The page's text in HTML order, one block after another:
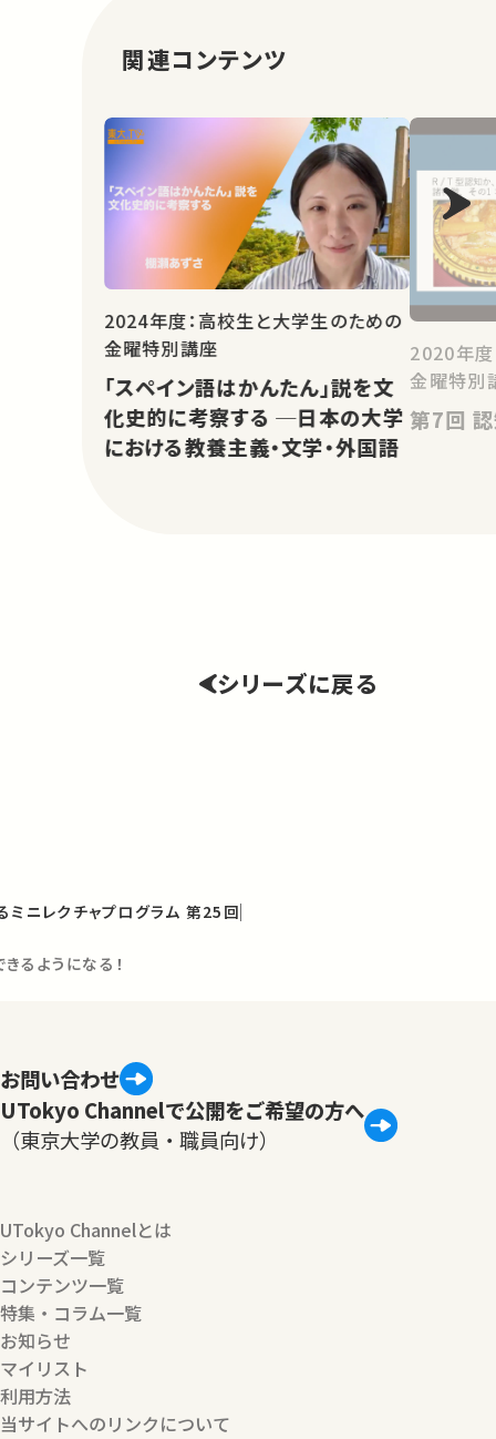
関連コンテンツ
2024年度：高校生と大学生のための
金曜特別講座
「スペイン語はかんたん」説を文
化史的に考察する ─日本の大学
における教養主義・文学・外国語
2020年度
金曜特別
第
シリーズに戻る
ミニレクチャプログラム 第25回
るようになる！
お問い合わせ
UTokyo Channelで公開をご希望の方へ
（東京大学の教員・職員向け）
UTokyo Channelとは
シリーズ一覧
コンテンツ一覧
特集・コラム一覧
お知らせ
マイリスト
利用方法
当サイトへのリンクについて